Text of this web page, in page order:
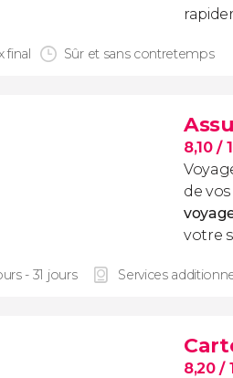
final Sûr et sans contretemps
8,10/
de
votre
- 31 jours Services
8,20/